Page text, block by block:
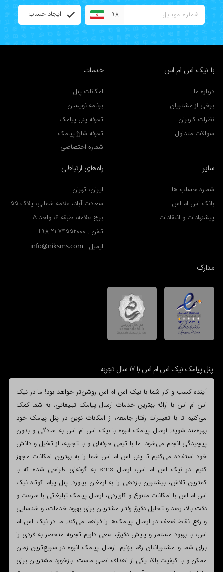
+98 ایجاد حساب
با نیک اس ام اس
درباره ما
برخی از مشتریان
نظرات کاربران
سوالات متداول
خدمات
امکانات پنل
برنامه نویسان
تعرفه پنل پیامک
تعرفه شارژ پیامک
شماره اختصاصی
سایر
شماره حساب ها
بانک اس ام اس
پیشنهادات و انتقادات
راه‌های ارتباطی
ایران، تهران
سعادت آباد، علامه شمالی، پلاک 55
برج علامه، طبقه 6، واحد A
تلفن : +98 21 74552000
ایمیل : info@niksms.com
مدارک
پنل پیامک نیک اس ام اس با 17 سال تجربه
آینده کسب و کار شما با نیک اس ام اس روشن‌تر خواهد بود! ما در نیک
اس ام اس با ارائه بهترین خدمات ارسال پیامک تبلیغاتی، به شما کمک
می‌کنیم تا با تغییرات رفتار جامعه، از امکانات نوین در پنل پیامک خود
بهره‌مند شوید. ارسال پیامک انبوه با نیک اس ام اس به سادگی و بدون
پیچیدگی انجام می‌شود. ما با تیمی حرفه‌ای و با تجربه، از تخیل و دانش
خود استفاده می‌کنیم تا پنل اس ام اس شما را به بهترین امکانات مجهز
کنیم. در نیک اس ام اس، ارسال sms به گونه‌ای طراحی شده که با
کمترین تلاش، بیشترین بازدهی را به ارمغان بیاورد. پنل پیام کوتاه نیک
اس ام اس با امکانات متنوع و کاربردی، ارسال پیامک تبلیغاتی با سرعت و
دقت بالا، رصد و تحلیل دقیق رفتار مشتریان برای بهبود خدمات، و شناسایی
و رفع نقاط ضعف در ارسال پیامک‌ها را فراهم می‌کند. ما در نیک اس ام
اس، با بهبود مستمر و پایش دقیق، سعی داریم تجربه منحصر به فردی را
برای شما و مشتریانتان رقم بزنیم. ارسال پیامک انبوه در سریع‌ترین زمان
ممکن و با کیفیت بالا، یکی از اهداف اصلی ماست. بازخورد مشتریان برای